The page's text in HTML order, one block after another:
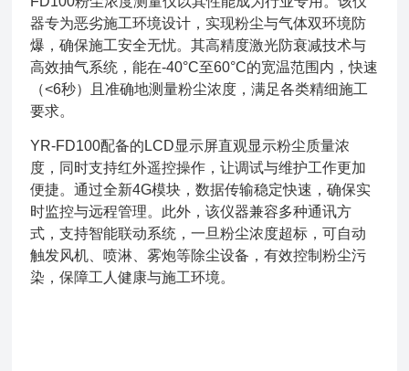
器专为恶劣施工环境设计，实现粉尘与气体双环境防
爆，确保施工安全无忧。其高精度激光防衰减技术与
高效抽气系统，能在-40°C至60°C的宽温范围内，快速
（<6秒）且准确地测量粉尘浓度，满足各类精细施工
要求。
YR-FD100配备的LCD显示屏直观显示粉尘质量浓
度，同时支持红外遥控操作，让调试与维护工作更加
便捷。通过全新4G模块，数据传输稳定快速，确保实
时监控与远程管理。此外，该仪器兼容多种通讯方
式，支持智能联动系统，一旦粉尘浓度超标，可自动
触发风机、喷淋、雾炮等除尘设备，有效控制粉尘污
染，保障工人健康与施工环境。